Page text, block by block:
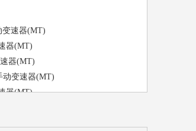
变速器(MT)
器(MT)
器(MT)
动变速器(MT)
器(MT)